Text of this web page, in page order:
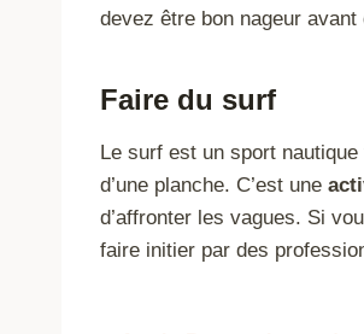
devez être bon nageur
Faire du surf
Le surf est un sport
d’une planche. C’est une
d’affronter les vagues. Si
faire initier par des